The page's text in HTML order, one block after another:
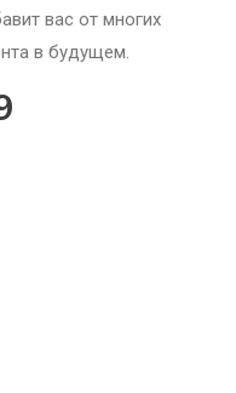
вас от многих
в будущем.